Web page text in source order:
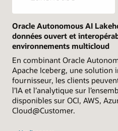
Oracle Autonomous AI
données ouvert et
environnements multicloud
En combinant Oracle
Apache Iceberg, une solution
fournisseur, les clients
l’IA et l’analytique sur
disponibles sur OCI, AWS,
Cloud@Customer.